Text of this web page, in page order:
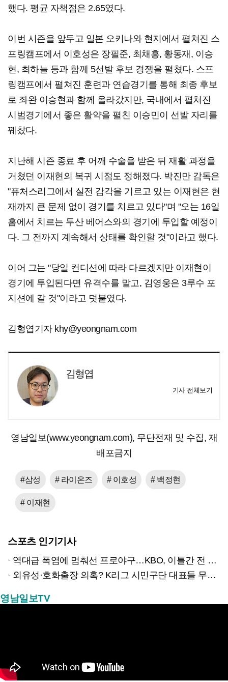
했다. 평균 자책점은 2.65였다.
이번 시즌을 앞두고 일본 오키나와 현지에서 펼쳐진 스
프링캠프에서 이호성은 장필준, 최채흥, 황동재, 이승
현, 최하늘 등과 함께 5선발 후보 경쟁을 펼쳤다. 스프
링캠프에서 펼쳐진 훈련과 연습경기를 통해 최종 후보
로 좌완 이승현과 함께 올라갔지만, 국내에서 펼쳐진
시범경기에서 좋은 활약을 펼친 이승민이 선발 자리를
꿰찼다.
지난해 시즌 종료 후 어깨 수술을 받은 뒤 재활 과정을
거쳤던 이재현의 복귀 시점도 정해졌다. 박진만 감독은
"퓨처스리그에서 실전 감각을 기르고 있는 이재현은 현
재까지 큰 문제 없이 경기를 치르고 있다"며 "오는 16일
홈에서 치르는 두산 베어스와의 경기에 투입할 예정이
다. 그 전까지 계속해서 상태를 확인할 것"이라고 했다.
이어 그는 "당일 컨디션에 따라 다르겠지만 이재현이
경기에 투입된다면 유격수를 맡고, 김영웅은 3루수 포
지션에 갈 것"이라고 덧붙였다.
김형엽기자 khy@yeongnam.com
김형엽
기사 전체보기
영남일보(www.yeongnam.com), 무단전재 및 수집, 재
배포금지
#삼성 # 라이온즈 # 이호성 # 백정현
# 이재현
스포츠 인기기사
역대급 폭염에 멈춰선 프로야구…KBO, 이틀간 전 경기 전격 취소
외유성·호화출장 의혹? K리그 시민구단 대표들 무더기 고발당해
영남일보TV